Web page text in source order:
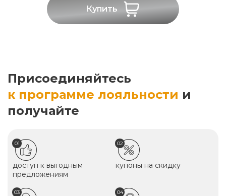
Купить
Присоединяйтесь
к программе лояльности и
получайте
01
доступ к выгодным
предложениям
02
купоны на скидку
03 04